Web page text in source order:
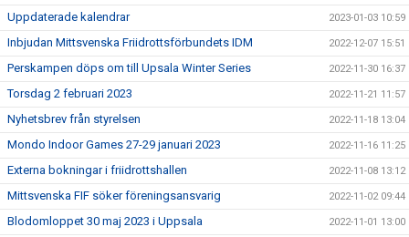
Uppdaterade kalendrar 2023-01-03 10:59
Inbjudan Mittsvenska Friidrottsförbundets IDM 2022-12-07 15:51
Perskampen döps om till Upsala Winter Series 2022-11-30 16:37
Torsdag 2 februari 2023 2022-11-21 11:57
Nyhetsbrev från styrelsen 2022-11-18 13:04
Mondo Indoor Games 27-29 januari 2023 2022-11-16 11:25
Externa bokningar i friidrottshallen 2022-11-08 13:12
Mittsvenska FIF söker föreningsansvarig 2022-11-02 09:44
Blodomloppet 30 maj 2023 i Uppsala 2022-11-01 13:00